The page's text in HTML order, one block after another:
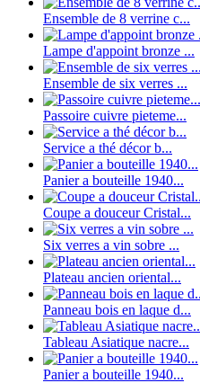
Ensemble de 8 verrine c...
Lampe d'appoint bronze ...
Ensemble de six verres ...
Passoire cuivre pieteme...
Service a thé décor b...
Panier a bouteille 1940...
Coupe a douceur Cristal...
Six verres a vin sobre ...
Plateau ancien oriental...
Panneau bois en laque d...
Tableau Asiatique nacre...
Panier a bouteille 1940...